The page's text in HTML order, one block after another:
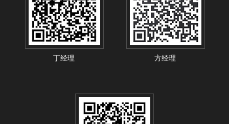
丁经理 方经理